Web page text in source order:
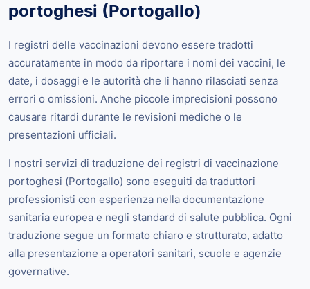
portoghesi (Portogallo)
I registri delle vaccinazioni devono essere tradotti
accuratamente in modo da riportare i nomi dei vaccini, le
date, i dosaggi e le autorità che li hanno rilasciati senza
errori o omissioni. Anche piccole imprecisioni possono
causare ritardi durante le revisioni mediche o le
presentazioni ufficiali.
I nostri servizi di traduzione dei registri di vaccinazione
portoghesi (Portogallo) sono eseguiti da traduttori
professionisti con esperienza nella documentazione
sanitaria europea e negli standard di salute pubblica. Ogni
traduzione segue un formato chiaro e strutturato, adatto
alla presentazione a operatori sanitari, scuole e agenzie
governative.